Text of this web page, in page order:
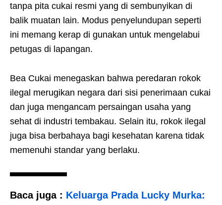
tanpa pita cukai resmi yang di sembunyikan di
balik muatan lain. Modus penyelundupan seperti
ini memang kerap di gunakan untuk mengelabui
petugas di lapangan.
Bea Cukai menegaskan bahwa peredaran rokok
ilegal merugikan negara dari sisi penerimaan cukai
dan juga mengancam persaingan usaha yang
sehat di industri tembakau. Selain itu, rokok ilegal
juga bisa berbahaya bagi kesehatan karena tidak
memenuhi standar yang berlaku.
Baca juga : Keluarga Prada Lucky Murka: